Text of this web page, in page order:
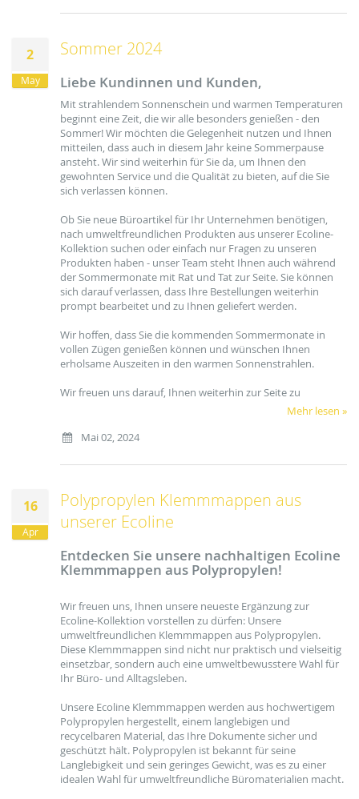
2
May
Sommer 2024
Liebe Kundinnen und Kunden,
Mit strahlendem Sonnenschein und warmen Temperaturen
beginnt eine Zeit, die wir alle besonders genießen - den
Sommer! Wir möchten die Gelegenheit nutzen und Ihnen
mitteilen, dass auch in diesem Jahr keine Sommerpause
ansteht. Wir sind weiterhin für Sie da, um Ihnen den
gewohnten Service und die Qualität zu bieten, auf die Sie
sich verlassen können.
Ob Sie neue Büroartikel für Ihr Unternehmen benötigen,
nach umweltfreundlichen Produkten aus unserer Ecoline-
Kollektion suchen oder einfach nur Fragen zu unseren
Produkten haben - unser Team steht Ihnen auch während
der Sommermonate mit Rat und Tat zur Seite. Sie können
sich darauf verlassen, dass Ihre Bestellungen weiterhin
prompt bearbeitet und zu Ihnen geliefert werden.
Wir hoffen, dass Sie die kommenden Sommermonate in
vollen Zügen genießen können und wünschen Ihnen
erholsame Auszeiten in den warmen Sonnenstrahlen.
Wir freuen uns darauf, Ihnen weiterhin zur Seite zu
Mehr lesen »
Mai 02, 2024
16
Apr
Polypropylen Klemmmappen aus
unserer Ecoline
Entdecken Sie unsere nachhaltigen Ecoline
Klemmmappen aus Polypropylen!
Wir freuen uns, Ihnen unsere neueste Ergänzung zur
Ecoline-Kollektion vorstellen zu dürfen: Unsere
umweltfreundlichen Klemmmappen aus Polypropylen.
Diese Klemmmappen sind nicht nur praktisch und vielseitig
einsetzbar, sondern auch eine umweltbewusstere Wahl für
Ihr Büro- und Alltagsleben.
Unsere Ecoline Klemmmappen werden aus hochwertigem
Polypropylen hergestellt, einem langlebigen und
recycelbaren Material, das Ihre Dokumente sicher und
geschützt hält. Polypropylen ist bekannt für seine
Langlebigkeit und sein geringes Gewicht, was es zu einer
idealen Wahl für umweltfreundliche Büromaterialien macht.